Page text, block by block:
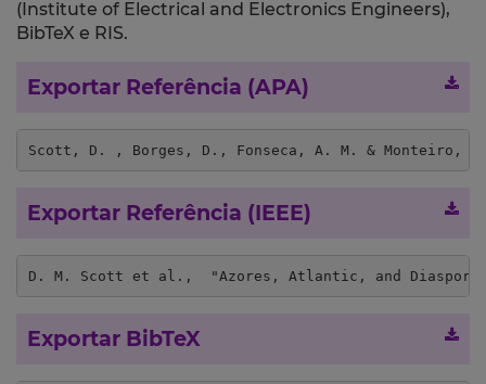
(Institute of Electrical and Electronics Engineers),
BibTeX e RIS.
Exportar Referência (APA)
Scott, D. , Borges, D., Fonseca, A. M. & Monteiro,
Exportar Referência (IEEE)
D. M. Scott et al.,  "Azores, Atlantic, and
Exportar BibTeX